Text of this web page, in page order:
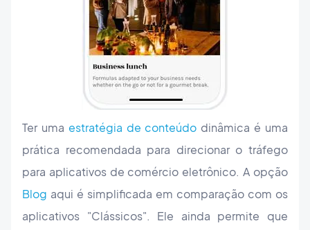
Ter uma estratégia de conteúdo dinâmica é uma
prática recomendada para direcionar o tráfego
para aplicativos de comércio eletrônico. A opção
Blog aqui é simplificada em comparação com os
aplicativos "Clássicos". Ele ainda permite que